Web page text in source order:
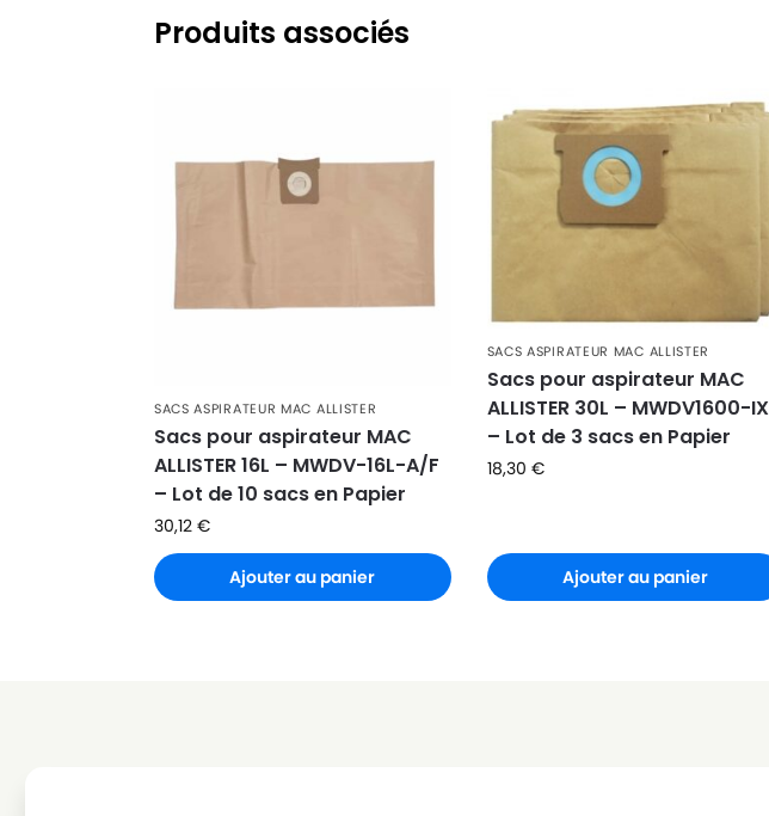
Produits associés
SACS ASPIRATEUR MAC ALLISTER
Sacs pour aspirateur MAC
ALLISTER 16L – MWDV-16L-A/F
– Lot de 10 sacs en Papier
30,12 €
Ajouter au panier
SACS ASPIRATEUR MAC ALLISTER
Sacs pour aspirateur MAC
ALLISTER 30L – MWDV1600-IX
– Lot de 3 sacs en Papier
18,30 €
Ajouter au panier